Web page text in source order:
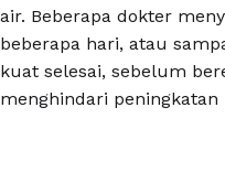
air. Beberapa dokter
beberapa hari, atau
kuat selesai, sebelum
menghindari